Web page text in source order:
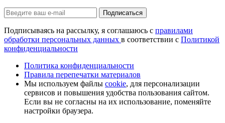
Подписаться
Подписываясь на рассылку, я соглашаюсь с правилами
обработки персональных данных в соответствии с Политикой
конфиденциальности
Политика конфиденциальности
Правила перепечатки материалов
Мы используем файлы cookie, для персонализации
сервисов и повышения удобства пользования сайтом.
Если вы не согласны на их использование, поменяйте
настройки браузера.